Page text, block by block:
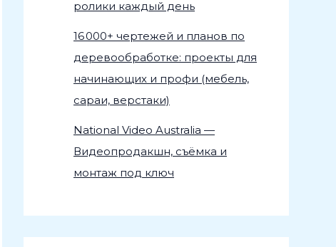
ролики каждый день
16 000+ чертежей и планов по
деревообработке: проекты для
начинающих и профи (мебель,
сараи, верстаки)
National Video Australia —
Видеопродакшн, съёмка и
монтаж под ключ